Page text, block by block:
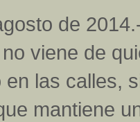
de
viene de
las calles,
mantiene